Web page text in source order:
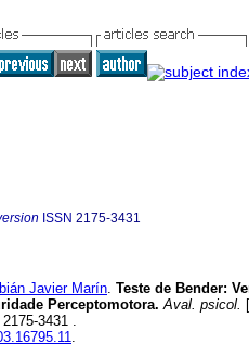
ISSN 2175-3431
Javier Marín. Teste de Bender:
Perceptomotora. Aval. psicol.
3431 .
.